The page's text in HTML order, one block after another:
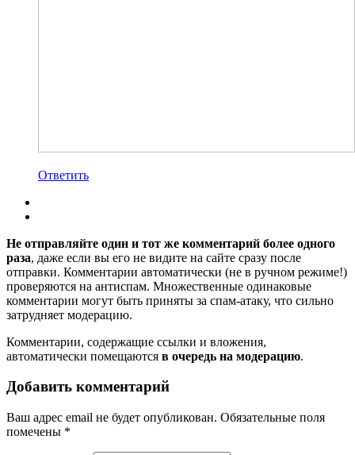
Ответить
Не отправляйте один и тот же комментарий более одного
раза, даже если вы его не видите на сайте сразу после
отправки. Комментарии автоматически (не в ручном режиме!)
проверяются на антиспам. Множественные одинаковые
комментарии могут быть приняты за спам-атаку, что сильно
затрудняет модерацию.
Комментарии, содержащие ссылки и вложения,
автоматически помещаются в очередь на модерацию.
Добавить комментарий
Ваш адрес email не будет опубликован. Обязательные поля
помечены *